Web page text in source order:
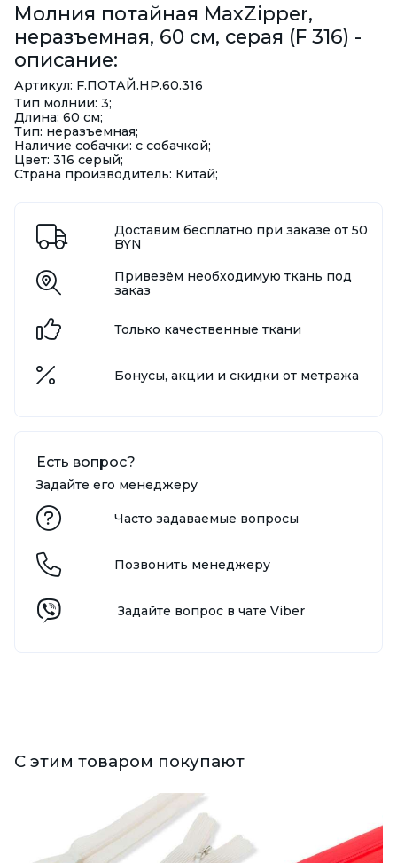
Молния потайная MaxZipper,
неразъемная, 60 см, серая (F 316) -
описание:
Артикул: F.ПОТАЙ.HP.60.316
Тип молнии: 3;
Длина: 60 см;
Тип: неразъемная;
Наличие собачки: с собачкой;
Цвет: 316 серый;
Страна производитель: Китай;
Доставим бесплатно при заказе от 50
BYN
Привезём необходимую ткань под
заказ
Только качественные ткани
Бонусы, акции и скидки от метража
Есть вопрос?
Задайте его менеджеру
Часто задаваемые вопросы
Позвонить менеджеру
Задайте вопрос в чате Viber
С этим товаром покупают